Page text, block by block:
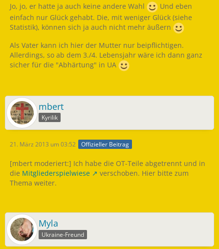
Jo, jo, er hatte ja auch keine andere Wahl
Und eben
einfach nur Glück gehabt. Die, mit weniger Glück (siehe
Statistik), können sich ja auch nicht mehr äußern
Als Vater kann ich hier der Mutter nur beipflichtigen.
Allerdings, so ab dem 3./4. Lebensjahr wäre ich dann ganz
sicher für die "Abhärtung" in UA
mbert
Kyrilik
21. März 2013 um 03:52 Offizieller Beitrag
[mbert moderiert:] Ich habe die OT-Teile abgetrennt und in
die Mitgliederspielwiese
verschoben. Hier bitte zum
Thema weiter.
Myla
Ukraine-Freund